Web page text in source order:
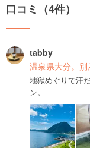
口コミ（4件）
tabby
温泉県大分。別
地獄めぐりで汗
ン。